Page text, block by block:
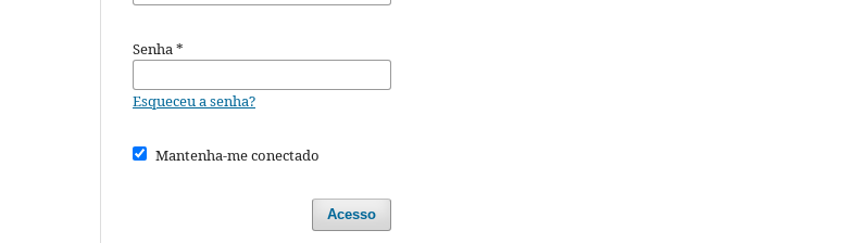
Senha*
Esqueceu a senha?
Mantenha-me conectado
Acesso